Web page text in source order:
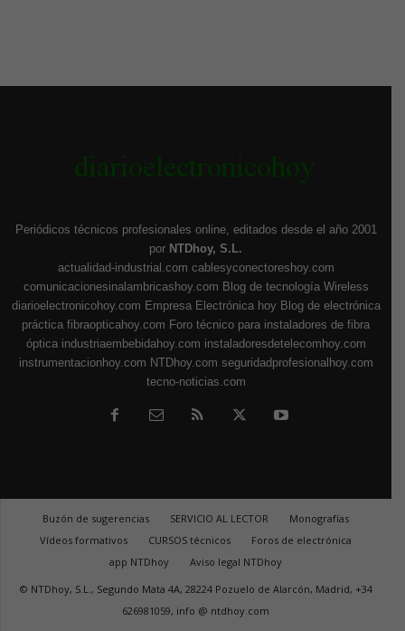
Periódicos técnicos profesionales online, editados desde el año 2001
por NTDhoy, S.L.
actualidad-industrial.com cablesyconectoreshoy.com
comunicacionesinalambricashoy.com Blog de tecnología Wireless
diarioelectronicohoy.com Empresa Electrónica hoy Blog de electrónica
práctica fibraopticahoy.com Foro técnico para instaladores de fibra
óptica industriaembebidahoy.com instaladoresdetelecomhoy.com
instrumentacionhoy.com NTDhoy.com seguridadprofesionalhoy.com
tecno-noticias.com
Buzón de sugerencias SERVICIO AL LECTOR
Monografías
Vídeos formativos
CURSOS técnicos
Foros de electrónica
app NTDhoy
Aviso legal NTDhoy
© NTDhoy, S.L., Segundo Mata 4A, 28224 Pozuelo de Alarcón, Madrid, +34
626981059, info @ ntdhoy.com